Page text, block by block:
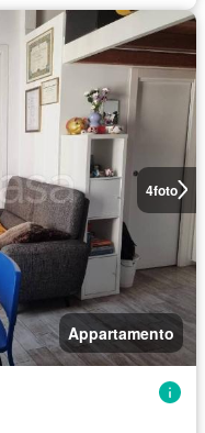
4foto
Appartamento